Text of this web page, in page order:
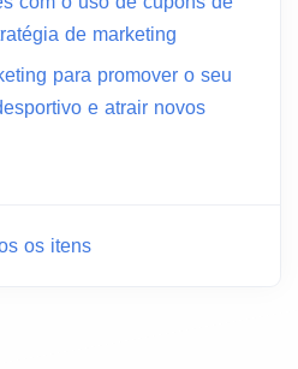
de marketing
para promover o seu
e atrair novos
os itens